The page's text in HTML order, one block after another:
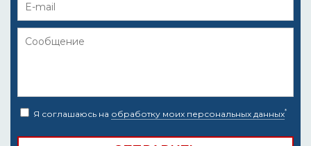
Я соглашаюсь на обработку моих персональных данных*